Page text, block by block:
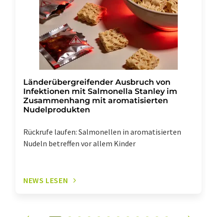
widerrufen. Zudem ist in jeder E-Mail ein Link zur
Abbestellung des entsprechenden Newsletters
Länderübergreifender Ausbruch von
Infektionen mit Salmonella Stanley im
Zusammenhang mit aromatisierten
Nudelprodukten
Rückrufe laufen: Salmonellen in aromatisierten
Nudeln betreffen vor allem Kinder
NEWS LESEN